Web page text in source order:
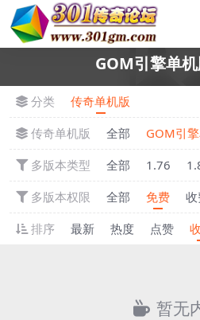
GOM引擎单
分类
传奇单机版
传奇单机版
全部 GOM引
多版本类型
全部 1.76
多版本权限
全部 免费
排序
最新 热度 点赞
暂无